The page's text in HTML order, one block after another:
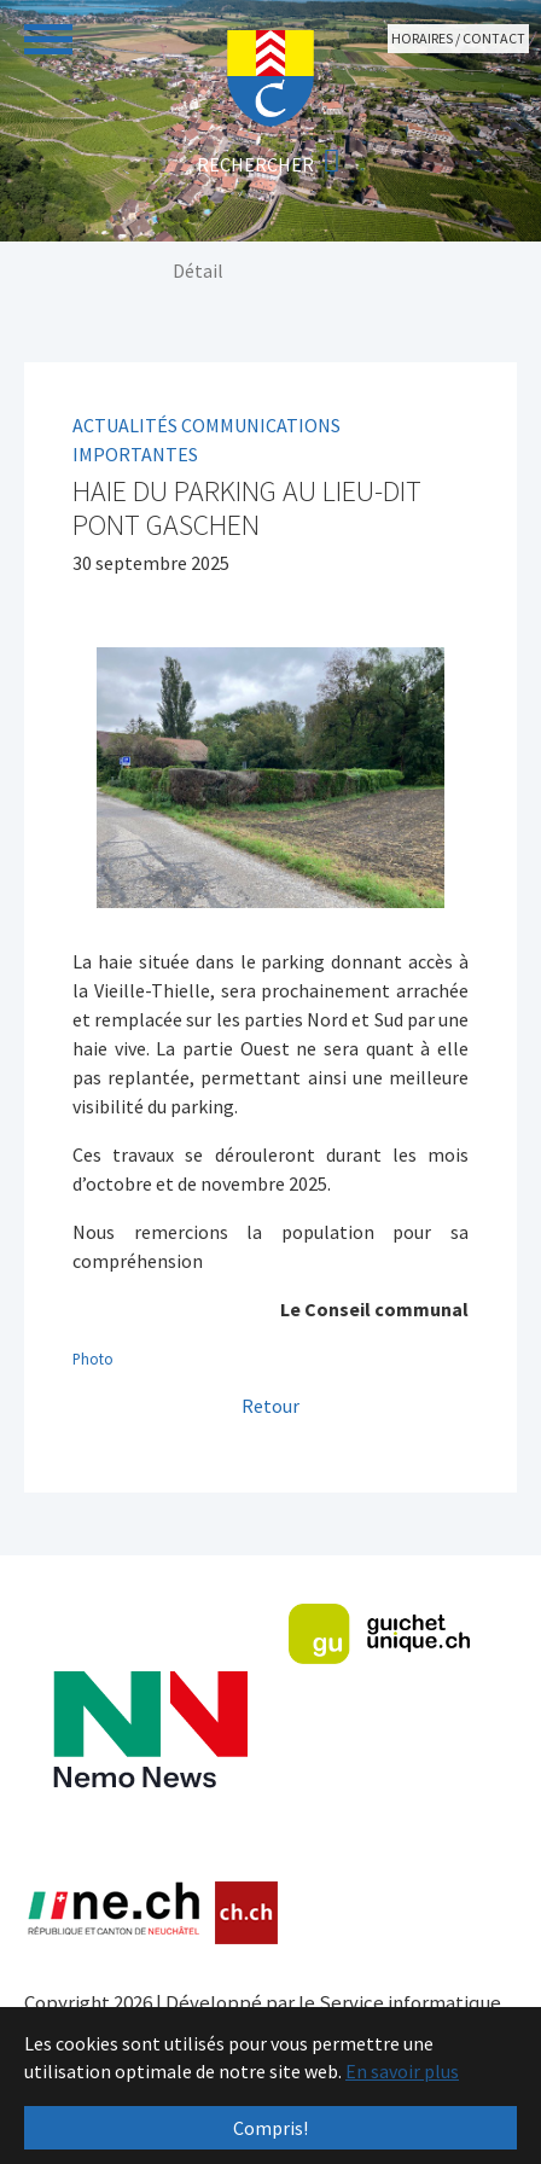
Les cookies sont utilisés pour vous permettre une
utilisation optimale de notre site web. En savoir plus
Compris!
Aller au contenu principal
HORAIRES / CONTACT
Détail
ACTUALITÉS COMMUNICATIONS
IMPORTANTES
HAIE DU PARKING AU LIEU-DIT
PONT GASCHEN
30 septembre 2025
La haie située dans le parking donnant accès à
la Vieille-Thielle, sera prochainement arrachée
et remplacée sur les parties Nord et Sud par une
haie vive. La partie Ouest ne sera quant à elle
pas replantée, permettant ainsi une meilleure
visibilité du parking.
Ces travaux se dérouleront durant les mois
d’octobre et de novembre 2025.
Nous remercions la population pour sa
compréhension
Le Conseil communal
Photo
Retour
Copyright 2026 | Développé par le Service informatique
de l'Entité neuchâteloise |